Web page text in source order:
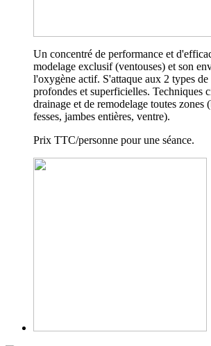
Un concentré de performance et
modelage exclusif (ventouses) et son
l'oxygène actif. S'attaque aux 2 types de
profondes et superficielles. Techniques
drainage et de remodelage toutes zones
fesses, jambes entières, ventre).
Prix TTC/personne pour une séance.